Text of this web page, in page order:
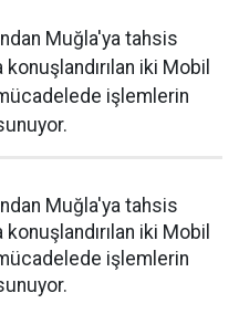
Muğla'ya tahsis
iki Mobil
işlemlerin
Muğla'ya tahsis
iki Mobil
işlemlerin